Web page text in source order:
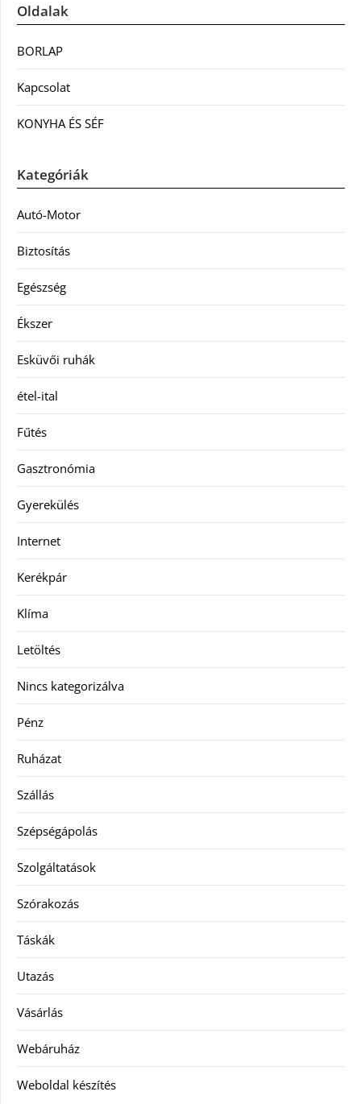
Oldalak
BORLAP
Kapcsolat
KONYHA ÉS SÉF
Kategóriák
Autó-Motor
Biztosítás
Egészség
Ékszer
Esküvői ruhák
étel-ital
Fűtés
Gasztronómia
Gyerekülés
Internet
Kerékpár
Klíma
Letöltés
Nincs kategorizálva
Pénz
Ruházat
Szállás
Szépségápolás
Szolgáltatások
Szórakozás
Táskák
Utazás
Vásárlás
Webáruház
Weboldal készítés